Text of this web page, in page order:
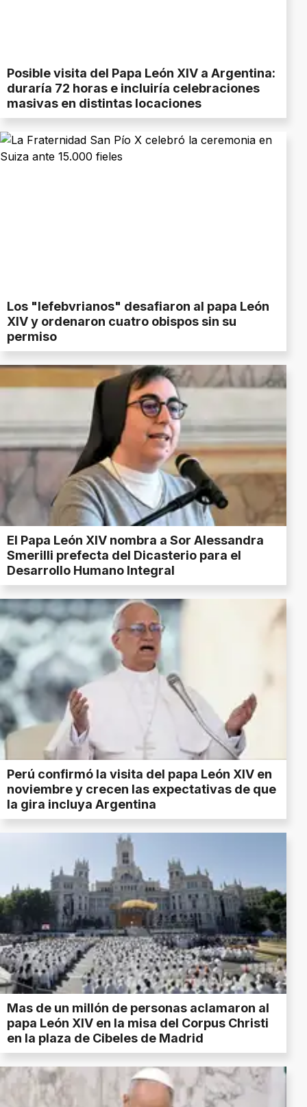
Posible visita del Papa León XIV a Argentina:
duraría 72 horas e incluiría celebraciones
masivas en distintas locaciones
Los "lefebvrianos" desafiaron al papa León
XIV y ordenaron cuatro obispos sin su
permiso
El Papa León XIV nombra a Sor Alessandra
Smerilli prefecta del Dicasterio para el
Desarrollo Humano Integral
Perú confirmó la visita del papa León XIV en
noviembre y crecen las expectativas de que
la gira incluya Argentina
Mas de un millón de personas aclamaron al
papa León XIV en la misa del Corpus Christi
en la plaza de Cibeles de Madrid